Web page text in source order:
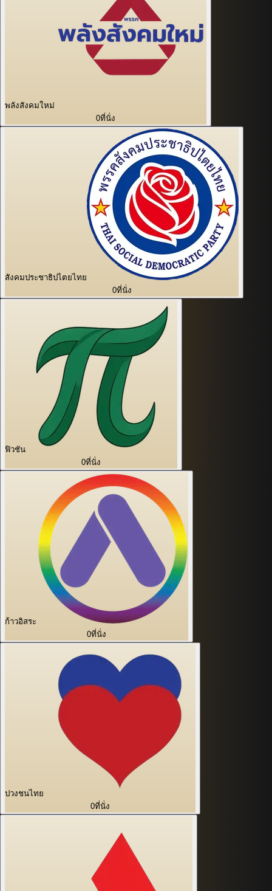
พลังสังคมใหม่
0ที่นั่ง
สังคมประชาธิปไตยไทย
0ที่นั่ง
ฟิวชัน
0ที่นั่ง
ก้าวอิสระ
0ที่นั่ง
ปวงชนไทย
0ที่นั่ง